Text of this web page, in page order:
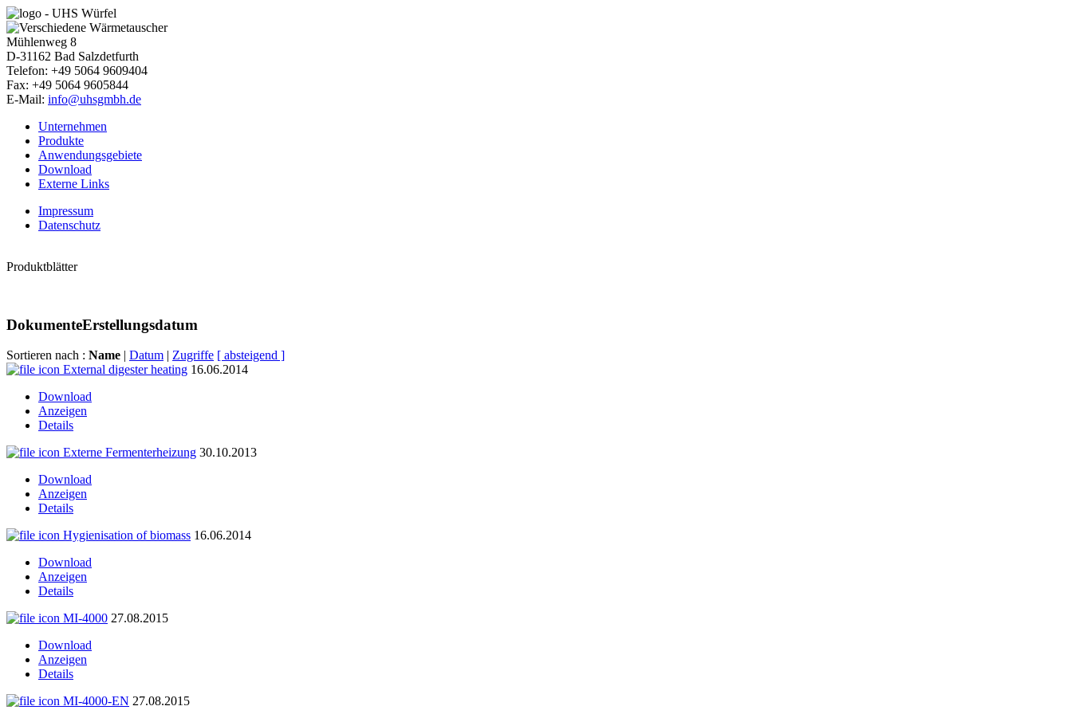
Mühlenweg 8
D-31162 Bad Salzdetfurth
Telefon: +49 5064 9609404
Fax: +49 5064 9605844
E-Mail: info@uhsgmbh.de
Unternehmen
Produkte
Anwendungsgebiete
Download
Externe Links
Impressum
Datenschutz
Produktblätter
DokumenteErstellungsdatum
Sortieren nach : Name | Datum | Zugriffe [ absteigend ]
External digester heating 16.06.2014
Download
Anzeigen
Details
Externe Fermenterheizung 30.10.2013
Download
Anzeigen
Details
Hygienisation of biomass 16.06.2014
Download
Anzeigen
Details
MI-4000 27.08.2015
Download
Anzeigen
Details
MI-4000-EN 27.08.2015